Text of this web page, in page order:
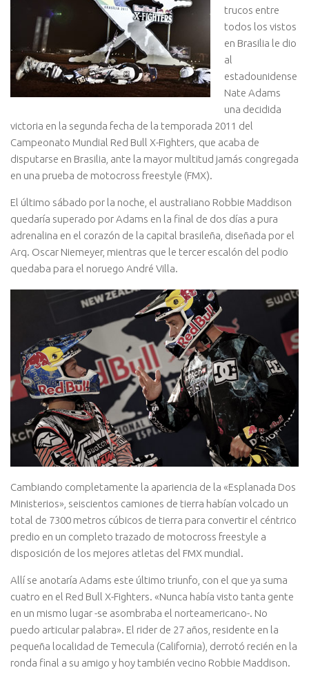
trucos entre
todos los vistos
en Brasilia le dio
al
estadounidense
Nate Adams
una decidida
victoria en la segunda fecha de la temporada 2011 del
Campeonato Mundial Red Bull X-Fighters, que acaba de
disputarse en Brasilia, ante la mayor multitud jamás congregada
en una prueba de motocross freestyle (FMX).
El último sábado por la noche, el australiano Robbie Maddison
quedaría superado por Adams en la final de dos días a pura
adrenalina en el corazón de la capital brasileña, diseñada por el
Arq. Oscar Niemeyer, mientras que le tercer escalón del podio
quedaba para el noruego André Villa.
Cambiando completamente la apariencia de la «Esplanada Dos
Ministerios», seiscientos camiones de tierra habían volcado un
total de 7300 metros cúbicos de tierra para convertir el céntrico
predio en un completo trazado de motocross freestyle a
disposición de los mejores atletas del FMX mundial.
Allí se anotaría Adams este último triunfo, con el que ya suma
cuatro en el Red Bull X-Fighters. «Nunca había visto tanta gente
en un mismo lugar -se asombraba el norteamericano-. No
puedo articular palabra». El rider de 27 años, residente en la
pequeña localidad de Temecula (California), derrotó recién en la
ronda final a su amigo y hoy también vecino Robbie Maddison.